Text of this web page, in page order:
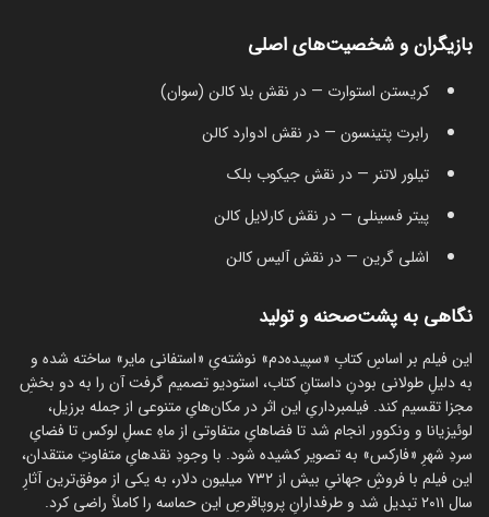
بازیگران و شخصیت‌های اصلی
کریستن استوارت — در نقش بلا کالن (سوان)
رابرت پتینسون — در نقش ادوارد کالن
تیلور لاتنر — در نقش جیکوب بلک
پیتر فسینلی — در نقش کارلایل کالن
اشلی گرین — در نقش آلیس کالن
نگاهی به پشت‌صحنه و تولید
این فیلم بر اساسِ کتابِ «سپیده‌دم» نوشته‌یِ «استفانی مایر» ساخته شده و
به دلیلِ طولانی بودنِ داستانِ کتاب، استودیو تصمیم گرفت آن را به دو بخشِ
مجزا تقسیم کند. فیلمبرداریِ این اثر در مکان‌هایِ متنوعی از جمله برزیل،
لوئیزیانا و ونکوور انجام شد تا فضاهایِ متفاوتی از ماهِ عسلِ لوکس تا فضایِ
سردِ شهرِ «فارکس» به تصویر کشیده شود. با وجودِ نقدهایِ متفاوتِ منتقدان،
این فیلم با فروشِ جهانیِ بیش از ۷۳۲ میلیون دلار، به یکی از موفق‌ترین آثارِ
سال ۲۰۱۱ تبدیل شد و طرفدارانِ پروپاقرصِ این حماسه را کاملاً راضی کرد.